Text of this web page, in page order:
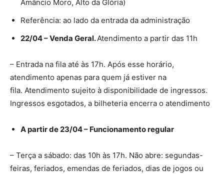
Amâncio Moro, Alto da Glória)
Referência: ao lado da entrada da administração
22/04 – Venda Geral.Atendimento a partir das 11h
– Entrada na fila até às 17h. Após esse horário,
atendimento apenas para quem já estiver na
fila. Atendimento sujeito à disponibilidade de ingressos.
Ingressos esgotados, a bilheteria encerra o atendimento
A partir de 23/04 – Funcionamento regular
– Terça a sábado: das 10h às 17h. Não abre: segundas-
feiras, feriados, emendas de feriados, dias de jogos ou